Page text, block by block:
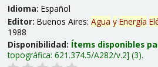
Idioma: Español
Editor: Buenos Aires: Agua y Energía
1988
Disponibilidad: Ítems disponibles
topográfica: 621.374.5/A282/v.2 (3).